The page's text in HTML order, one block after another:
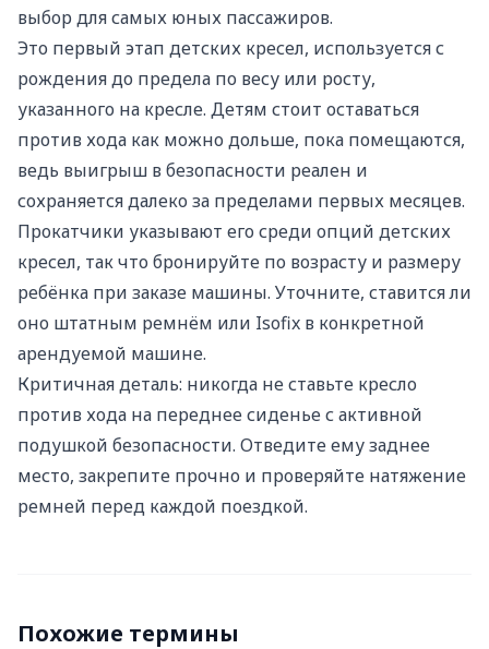
выбор для самых юных пассажиров.
Это первый этап детских кресел, используется с
рождения до предела по весу или росту,
указанного на кресле. Детям стоит оставаться
против хода как можно дольше, пока помещаются,
ведь выигрыш в безопасности реален и
сохраняется далеко за пределами первых месяцев.
Прокатчики указывают его среди опций детских
кресел, так что бронируйте по возрасту и размеру
ребёнка при заказе машины. Уточните, ставится ли
оно штатным ремнём или Isofix в конкретной
арендуемой машине.
Критичная деталь: никогда не ставьте кресло
против хода на переднее сиденье с активной
подушкой безопасности. Отведите ему заднее
место, закрепите прочно и проверяйте натяжение
ремней перед каждой поездкой.
Похожие термины